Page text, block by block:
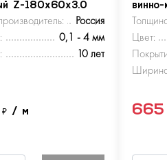
Z-180х60х3.0
Россия
0,1 - 4 мм
10 лет
₽/ м
Цвет:
665